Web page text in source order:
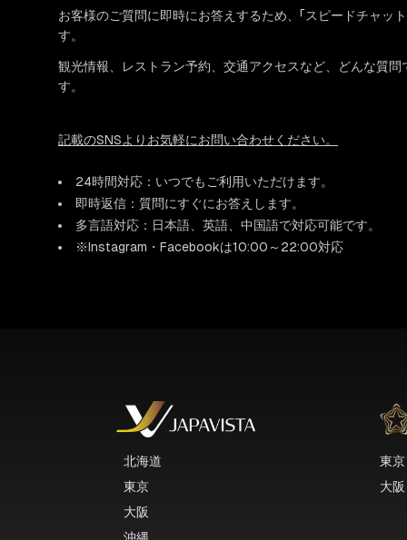
お客様のご質問に即時にお答えするため、「スピードチャッ
す。
観光情報、レストラン予約、交通アクセスなど、どんな質問
す。
記載のSNSよりお気軽にお問い合わせください。
24時間対応：いつでもご利用いただけます。
即時返信：質問にすぐにお答えします。
多言語対応：日本語、英語、中国語で対応可能です。
※Instagram・Facebookは10:00～22:00対応
北海道
東京
大阪
東京
大阪